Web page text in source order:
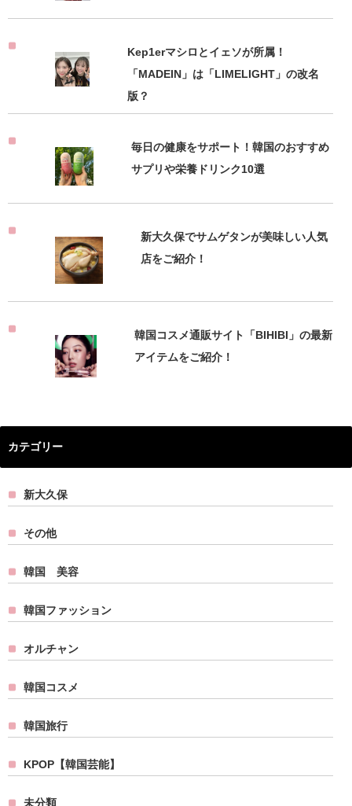
Kep1erマシロとイェソが所属！
「MADEIN」は「LIMELIGHT」の改名
版？
毎日の健康をサポート！韓国のおすすめ
サプリや栄養ドリンク10選
新大久保でサムゲタンが美味しい人気
店をご紹介！
韓国コスメ通販サイト「BIHIBI」の最新
アイテムをご紹介！
カテゴリー
新大久保
その他
韓国 美容
韓国ファッション
オルチャン
韓国コスメ
韓国旅行
KPOP【韓国芸能】
未分類